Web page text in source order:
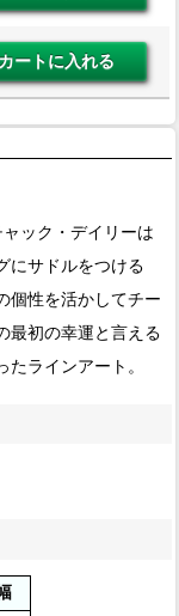
ック・デイリーは
にサドルをつける
個性を活かしてチー
最初の幸運と言える
ラインアート。